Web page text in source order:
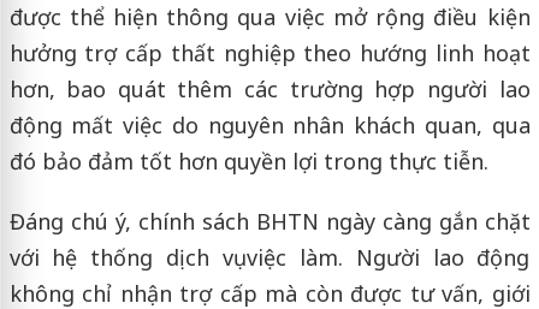
được thể hiện thông qua việc mở rộng điều kiện
hưởng trợ cấp thất nghiệp theo hướng linh hoạt
hơn, bao quát thêm các trường hợp người lao
động mất việc do nguyên nhân khách quan, qua
đó bảo đảm tốt hơn quyền lợi trong thực tiễn.
Đáng chú ý, chính sách BHTN ngày càng gắn chặt
với hệ thống dịch vụ việc làm. Người lao động
không chỉ nhận trợ cấp mà còn được tư vấn, giới